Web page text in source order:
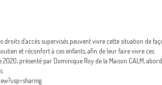
d’accès supervisés peuvent vivre cette situation de
et réconfort à ces enfants, afin de leur faire vivre ces
présenté par Dominique Roy de la Maison CALM,